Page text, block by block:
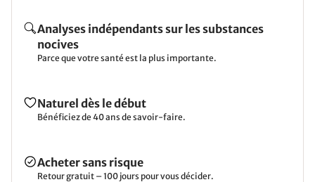
Analyses indépendants sur les substances
nocives
Parce que votre santé est la plus importante.
Naturel dès le début
Bénéficiez de 40 ans de savoir-faire.
Acheter sans risque
Retour gratuit – 100 jours pour vous décider.